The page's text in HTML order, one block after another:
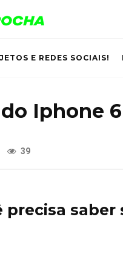
E REDES SOCIAIS!
Iphone
39